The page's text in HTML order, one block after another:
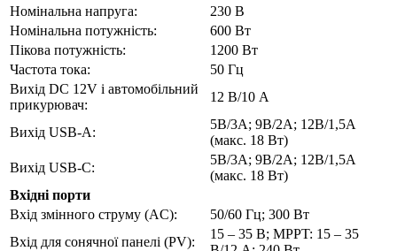
Номінальна напруга:
230 В
Номінальна потужність:
600 Вт
Пікова потужність:
1200 Вт
Частота тока:
50 Гц
Вихід DC 12V і автомобільний
прикурювач:
12 В/10 А
Вихід USB-А:
5В/3А; 9В/2А; 12В/1,5А
(макс. 18 Вт)
Вихід USB-C:
5В/3А; 9В/2А; 12В/1,5А
(макс. 18 Вт)
Вхідні порти
Вхід змінного струму (AC):
50/60 Гц; 300 Вт
Вхід для сонячної панелі (PV):
15 – 35 В; MPPT: 15 – 35